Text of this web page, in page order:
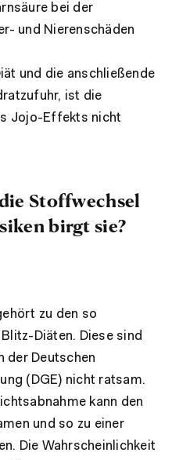
bei der
und Nierenschäden
und die anschließende
ist die
Jojo-Effekts nicht
Stoffwechsel
birgt sie?
zu den so
Diäten. Diese sind
der Deutschen
(DGE) nicht ratsam.
kann den
und so zu einer
Die Wahrscheinlichkeit